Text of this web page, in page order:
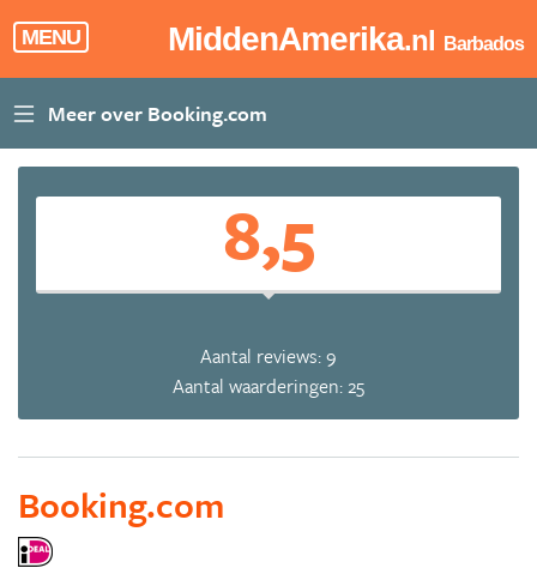
MENU MiddenAmerika.nl Barbados
8,5
Aantal reviews: 9
Aantal waarderingen: 25
Booking.com